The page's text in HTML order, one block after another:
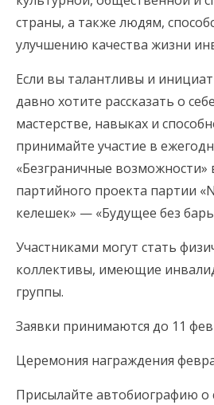
страны, а также людям,
улучшению качества жизни
Если вы талантливы и
давно хотите рассказать о
мастерстве, навыках и
принимайте участие в
«Безграничные возможности»
партийного проекта партии
келешек» — «Будущее без
Участниками могут стать
коллективы, имеющие
группы.
Заявки принимаются до 11
Церемония награждения
Присылайте автобиографию о